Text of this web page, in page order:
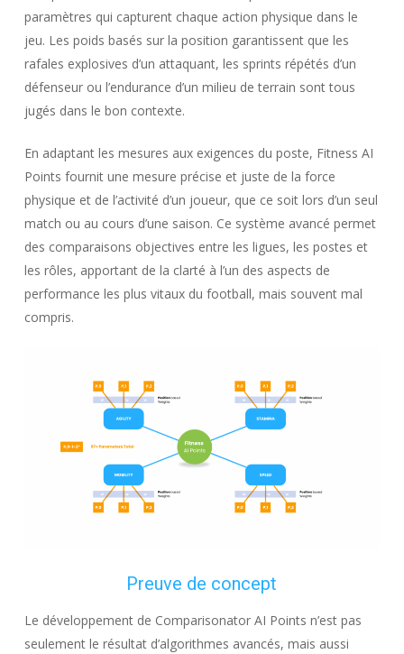
paramètres qui capturent chaque action physique dans le
jeu. Les poids basés sur la position garantissent que les
rafales explosives d’un attaquant, les sprints répétés d’un
défenseur ou l’endurance d’un milieu de terrain sont tous
jugés dans le bon contexte.
En adaptant les mesures aux exigences du poste, Fitness AI
Points fournit une mesure précise et juste de la force
physique et de l’activité d’un joueur, que ce soit lors d’un seul
match ou au cours d’une saison. Ce système avancé permet
des comparaisons objectives entre les ligues, les postes et
les rôles, apportant de la clarté à l’un des aspects de
performance les plus vitaux du football, mais souvent mal
compris.
Preuve de concept
Le développement de Comparisonator AI Points n’est pas
seulement le résultat d’algorithmes avancés, mais aussi